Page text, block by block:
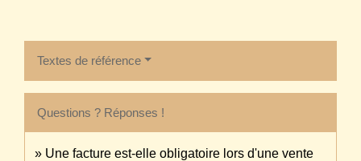
Textes de référence
Questions ? Réponses !
Une facture est-elle obligatoire lors d'une vente